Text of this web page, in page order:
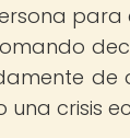
de
crisis